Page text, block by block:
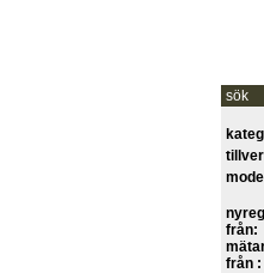
sök
från:
från :